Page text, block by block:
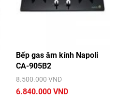
Bếp gas âm kính Napoli
CA-905B2
8.500.000 VND
6.840.000 VND